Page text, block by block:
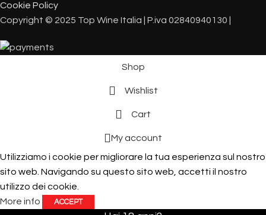
Cookie Policy
Copyright © 2025 Top Wine Italia | P.iva 02840940130 |
Shop
Wishlist
Cart
My account
Utilizziamo i cookie per migliorare la tua esperienza sul nostro
sito web. Navigando su questo sito web, accetti il ​​nostro
utilizzo dei cookie.
More info
ACCEPT